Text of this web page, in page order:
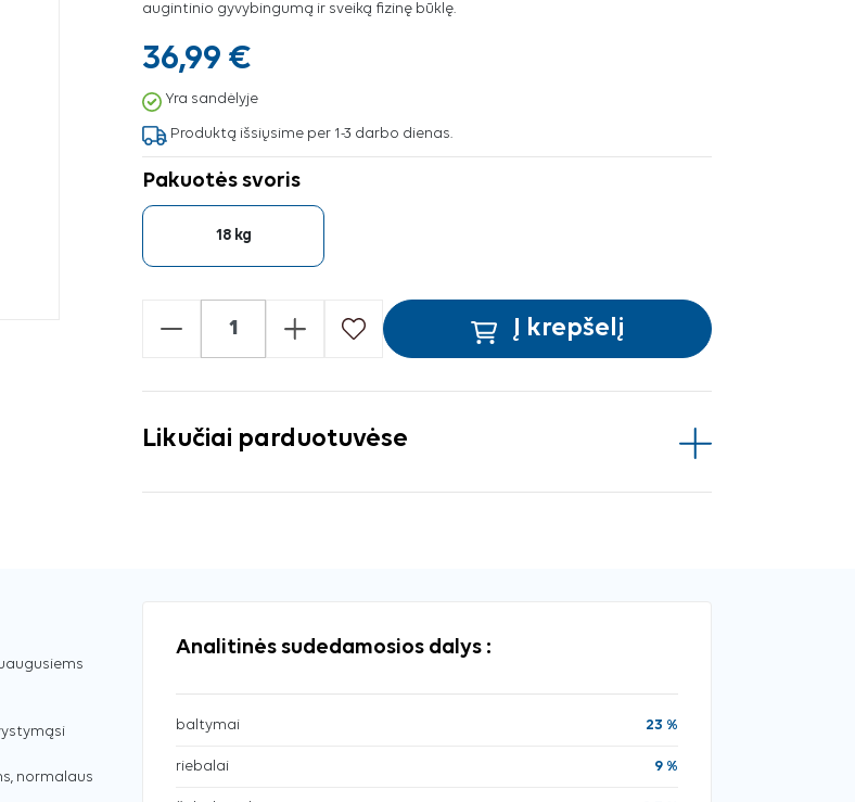
augintinio gyvybingumą ir sveiką fizinę būklę.
36,99 €
Yra sandėlyje
Produktą išsiųsime per 1-3 darbo dienas.
Pakuotės svoris
18 kg
- + Į krepšelį
Likučiai parduotuvėse
normalaus
Analitinės sudedamosios dalys :
baltymai 23 %
riebalai 9 %